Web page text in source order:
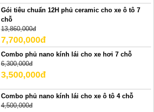
Gói tiêu chuẩn 12H phủ ceramic cho xe ô tô 7
chỗ
13,860,000đ
7,700,000đ
Combo phủ nano kính lái cho xe hơi 7 chỗ
6,300,000đ
3,500,000đ
Combo phủ nano kính lái cho xe ô tô 4 chỗ
4,500,000đ